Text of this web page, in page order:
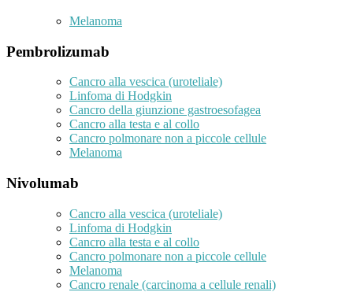
Melanoma
Pembrolizumab
Cancro alla vescica (uroteliale)
Linfoma di Hodgkin
Cancro della giunzione gastroesofagea
Cancro alla testa e al collo
Cancro polmonare non a piccole cellule
Melanoma
Nivolumab
Cancro alla vescica (uroteliale)
Linfoma di Hodgkin
Cancro alla testa e al collo
Cancro polmonare non a piccole cellule
Melanoma
Cancro renale (carcinoma a cellule renali)